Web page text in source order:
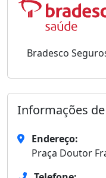
Bradesco
Informações
Endereço:
Praça Doutor